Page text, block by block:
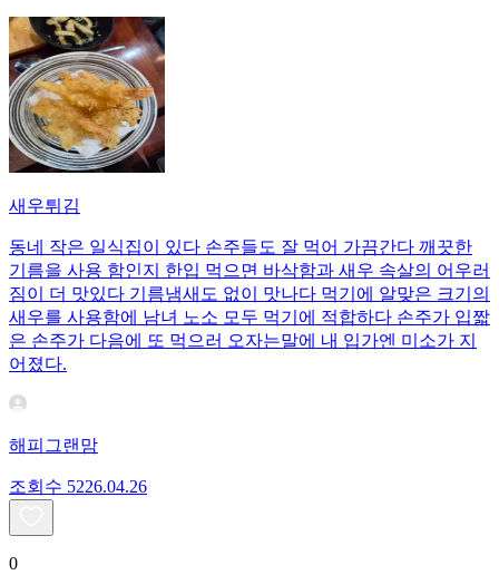
새우튀김
동네 작은 일식집이 있다 손주들도 잘 먹어 가끔간다 깨끗한
기름을 사용 함인지 한입 먹으면 바삭함과 새우 속살의 어우러
짐이 더 맛있다 기름냄새도 없이 맛나다 먹기에 알맞은 크기의
새우를 사용함에 남녀 노소 모두 먹기에 적합하다 손주가 입짧
은 손주가 다음에 또 먹으러 오자는말에 내 입가엔 미소가 지
어졌다.
해피그랜맘
조회수 5226.04.26
0